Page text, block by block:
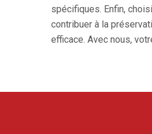
spécifiques. Enfin,
contribuer à la
efficace. Avec nous,